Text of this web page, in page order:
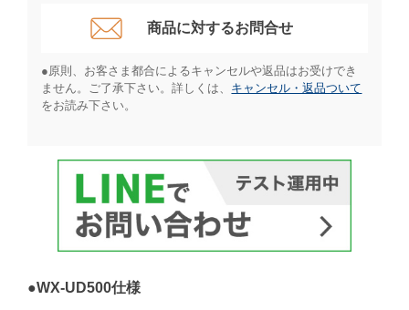
商品に対するお問合せ​
●原則、お客さま都合によるキャンセルや返品はお受けでき
ません。ご了承下さい。詳しくは、 キャンセル・返品ついて
をお読み下さい。​
●WX-UD500仕様